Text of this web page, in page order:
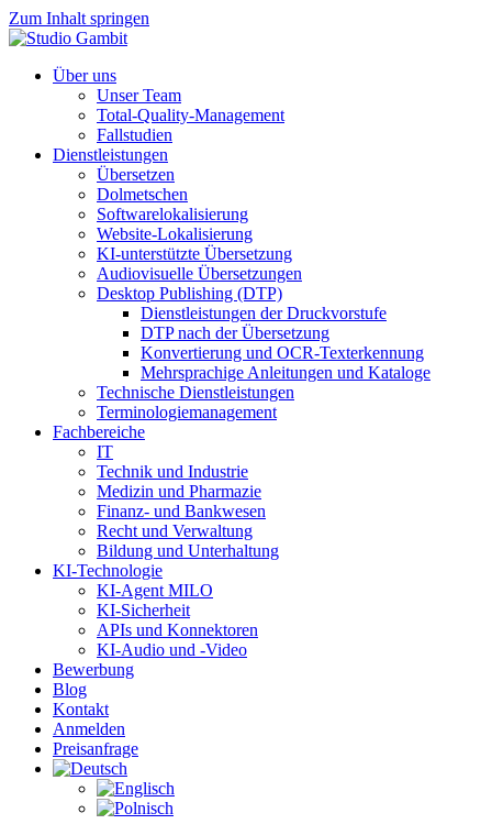
Zum Inhalt springen
Über uns
Unser Team
Total-Quality-Management
Fallstudien
Dienstleistungen
Übersetzen
Dolmetschen
Softwarelokalisierung
Website-Lokalisierung
KI-unterstützte Übersetzung
Audiovisuelle Übersetzungen
Desktop Publishing (DTP)
Dienstleistungen der Druckvorstufe
DTP nach der Übersetzung
Konvertierung und OCR-Texterkennung
Mehrsprachige Anleitungen und Kataloge
Technische Dienstleistungen
Terminologiemanagement
Fachbereiche
IT
Technik und Industrie
Medizin und Pharmazie
Finanz- und Bankwesen
Recht und Verwaltung
Bildung und Unterhaltung
KI-Technologie
KI-Agent MILO
KI-Sicherheit
APIs und Konnektoren
KI-Audio und -Video
Bewerbung
Blog
Kontakt
Anmelden
Preisanfrage